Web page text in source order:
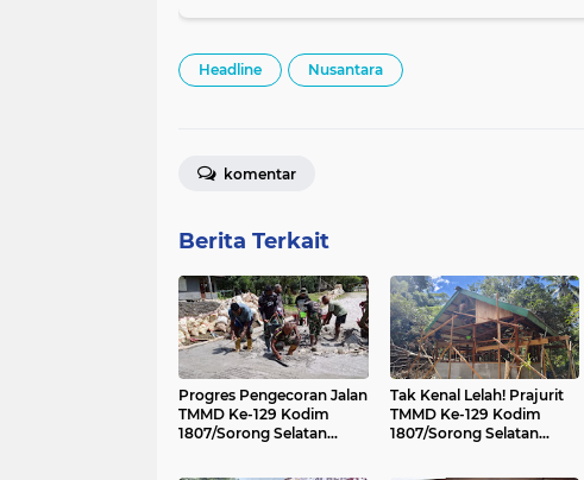
Headline Nusantara
komentar
Berita Terkait
Progres Pengecoran Jalan
TMMD Ke-129 Kodim
1807/Sorong Selatan
Tak Kenal Lelah! Prajurit
TMMD Ke-129 Kodim
1807/Sorong Selatan